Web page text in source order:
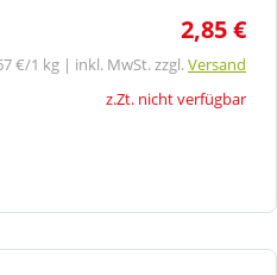
2,85 €
€/1 kg | inkl. MwSt. zzgl.Versand
z.Zt. nicht verfügbar